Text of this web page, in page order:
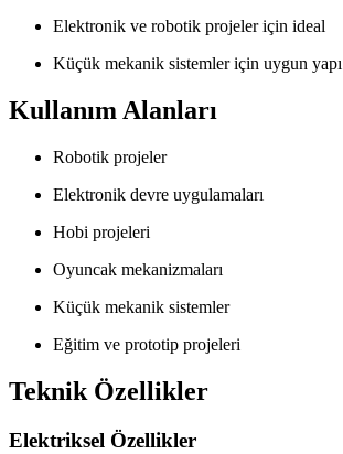
Elektronik ve robotik projeler için ideal
Küçük mekanik sistemler için uygun yapı
Kullanım Alanları
Robotik projeler
Elektronik devre uygulamaları
Hobi projeleri
Oyuncak mekanizmaları
Küçük mekanik sistemler
Eğitim ve prototip projeleri
Teknik Özellikler
Elektriksel Özellikler